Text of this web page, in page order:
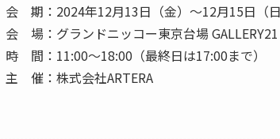
会 期：2024年12月13日（金）～12月15日（日
会 場：グランドニッコー東京台場 GALLERY21
時 間：11:00～18:00（最終日は17:00まで）
主 催：株式会社ARTERA